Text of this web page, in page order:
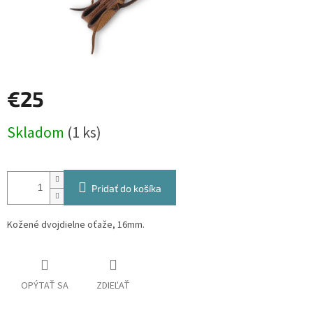
€25
cena:
Skladom (1 ks)
Pridať do košíka
Kožené dvojdielne oťaže, 16mm.
OPÝTAŤ SA ZDIEĽAŤ